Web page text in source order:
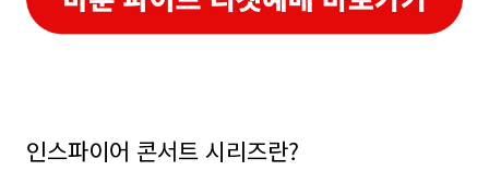
인스파이어 콘서트 시리즈란?